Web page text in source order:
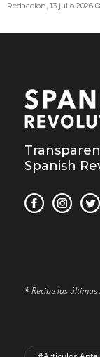
Redaccion, 13 julio 2026
Spanish
* Recibe las